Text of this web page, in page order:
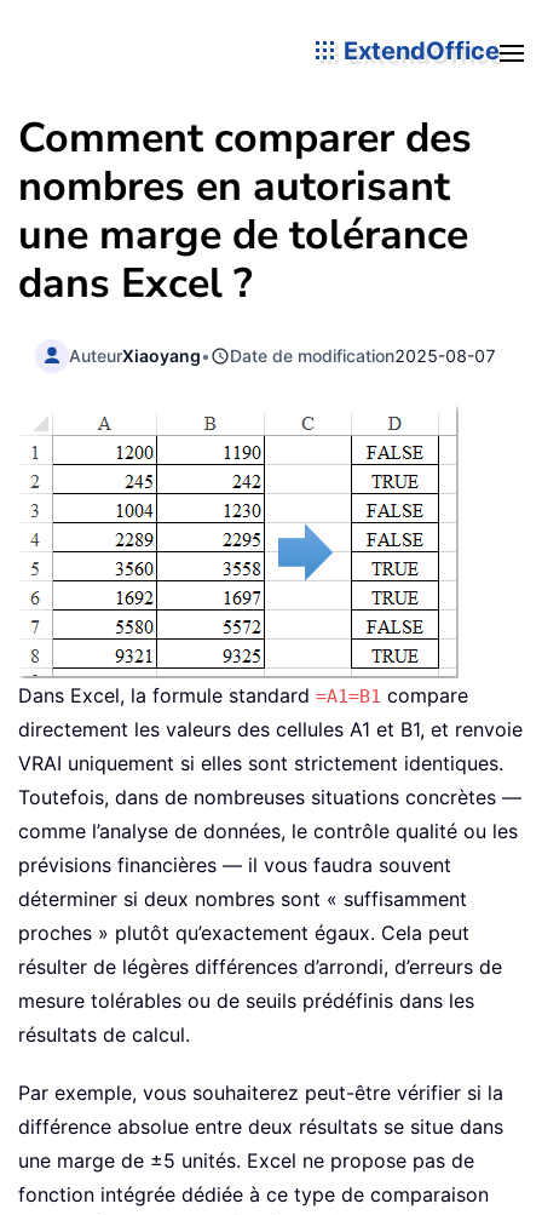
ExtendOffice
Comment comparer des
nombres en autorisant
une marge de tolérance
dans Excel ?
AuteurXiaoyang• Date de modification2025-08-07
Dans Excel, la formule standard =A1=B1 compare
directement les valeurs des cellules A1 et B1, et renvoie
VRAI uniquement si elles sont strictement identiques.
Toutefois, dans de nombreuses situations concrètes —
comme l’analyse de données, le contrôle qualité ou les
prévisions financières — il vous faudra souvent
déterminer si deux nombres sont « suffisamment
proches » plutôt qu’exactement égaux. Cela peut
résulter de légères différences d’arrondi, d’erreurs de
mesure tolérables ou de seuils prédéfinis dans les
résultats de calcul.
Par exemple, vous souhaiterez peut-être vérifier si la
différence absolue entre deux résultats se situe dans
une marge de ±5 unités. Excel ne propose pas de
fonction intégrée dédiée à ce type de comparaison